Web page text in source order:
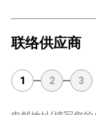
联络供应商
1 2 3